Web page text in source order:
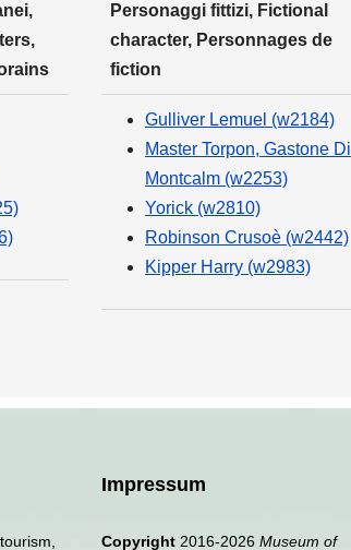
Personaggi fittizi, Fictional
character, Personnages de
fiction
Gulliver Lemuel (w2184)
Master Torpon, Gastone Di
Montcalm (w2253)
Yorick (w2810)
Robinson Crusoè (w2442)
Kipper Harry (w2983)
Impressum
Copyright 2016-2026 Museum of